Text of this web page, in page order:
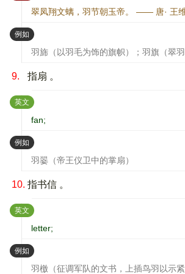
翠凤翔文螭，羽节朝玉帝。 —— 唐· 王维
例如 ：
羽旆（以羽毛为饰的旗帜）；羽旗（翠羽
9. 指扇 。
英文 ：
fan;
例如 ：
羽翣（帝王仪卫中的掌扇）
10. 指书信 。
英文 ：
letter;
例如 ：
羽檄（征调军队的文书，上插鸟羽以示